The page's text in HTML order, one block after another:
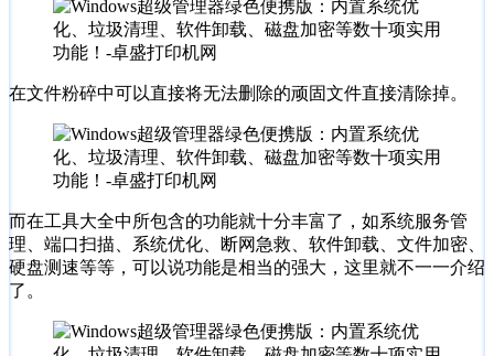
在文件粉碎中可以直接将无法删除的顽固文件直接清除掉。
而在工具大全中所包含的功能就十分丰富了，如系统服务管
理、端口扫描、系统优化、断网急救、软件卸载、文件加密、
硬盘测速等等，可以说功能是相当的强大，这里就不一一介绍
了。